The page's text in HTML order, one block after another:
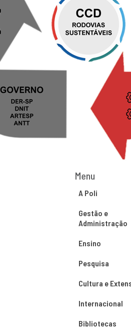
Menu
A Poli
Gestão e
Administração
Ensino
Pesquisa
Cultura e
Internacional
Bibliotecas